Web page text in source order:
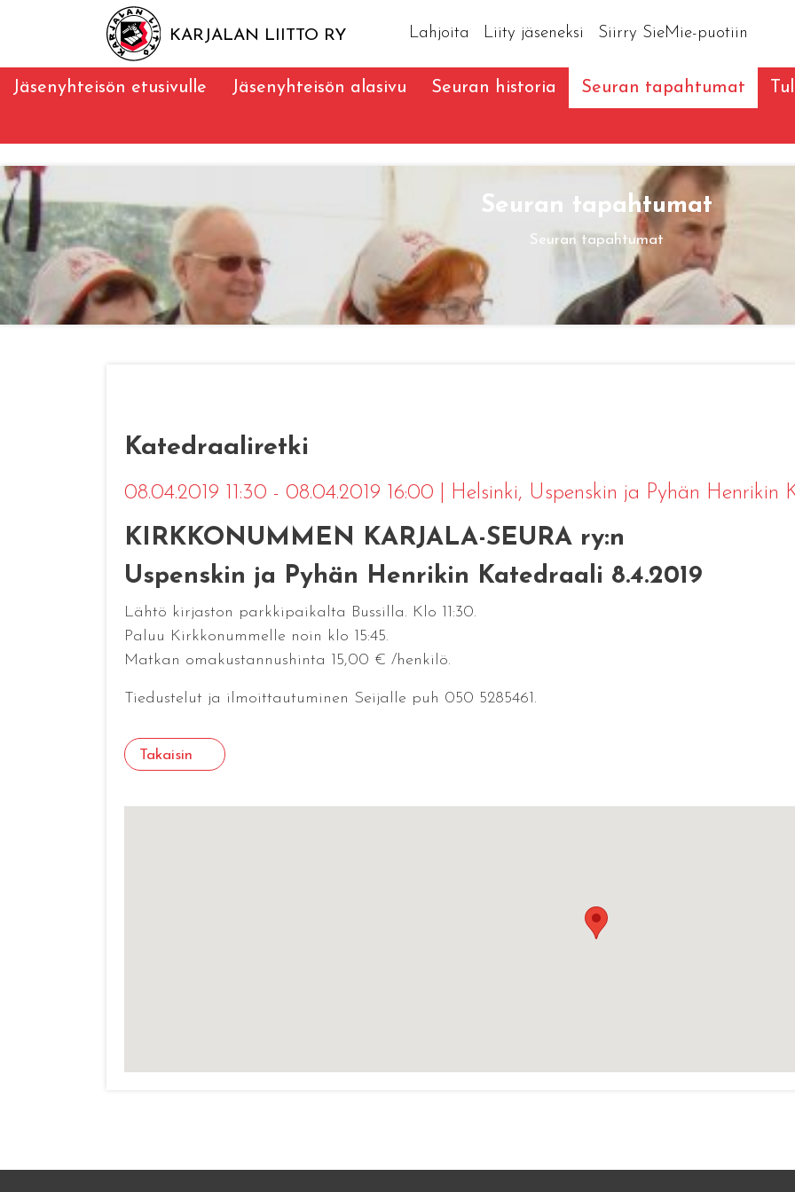
KARJALAN LIITTO RY Lahjoita Liity jäseneksi Siirry SieMie-puotiin
Jäsenyhteisön etusivulle Jäsenyhteisön alasivu Seuran historia Seuran tapahtumat
Seuran tapahtumat
Seuran tapahtumat
Katedraaliretki
08.04.2019 11:30 - 08.04.2019 16:00 Helsinki, Uspenskin ja Pyhän Henrikin
KIRKKONUMMEN KARJALA-SEURA ry:n
Uspenskin ja Pyhän Henrikin Katedraali 8.4.2019
Lähtö kirjaston parkkipaikalta Bussilla. Klo 11:30.
Paluu Kirkkonummelle noin klo 15:45.
Matkan omakustannushinta 15,00 € /henkilö.
Tiedustelut ja ilmoittautuminen Seijalle puh 050 5285461.
Takaisin